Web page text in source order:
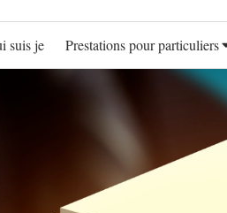
suis je Prestations pour particuliers